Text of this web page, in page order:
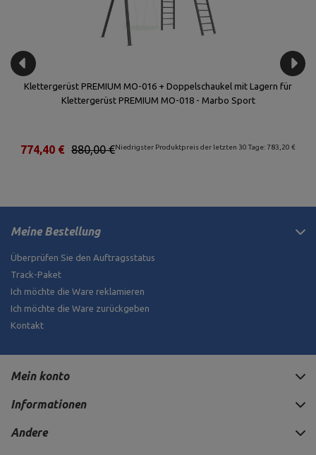
Klettergerüst PREMIUM MO-016 + Doppelschaukel mit Lagern für
Klettergerüst PREMIUM MO-018 - Marbo Sport
Niedrigster Produktpreis der letzten 30 Tage: 783,20 €
880,00 €
774,40 €
Meine Bestellung
Überprüfen Sie den Auftragsstatus
Track-Paket
Ich möchte die Ware reklamieren
Ich möchte die Ware zurückgeben
Kontakt
Mein konto
Informationen
Andere